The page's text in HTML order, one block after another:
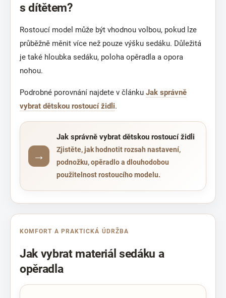
s dítětem?
Rostoucí model může být vhodnou volbou, pokud lze
průběžně měnit více než pouze výšku sedáku. Důležitá
je také hloubka sedáku, poloha opěradla a opora
nohou.
Podrobné porovnání najdete v článku Jak správně
vybrat dětskou rostoucí židli.
Jak správně vybrat dětskou rostoucí židli
Zjistěte, jak hodnotit rozsah nastavení,
podnožku, opěradlo a dlouhodobou
použitelnost rostoucího modelu.
KOMFORT A PRAKTICKÁ ÚDRŽBA
Jak vybrat materiál sedáku a
opěradla